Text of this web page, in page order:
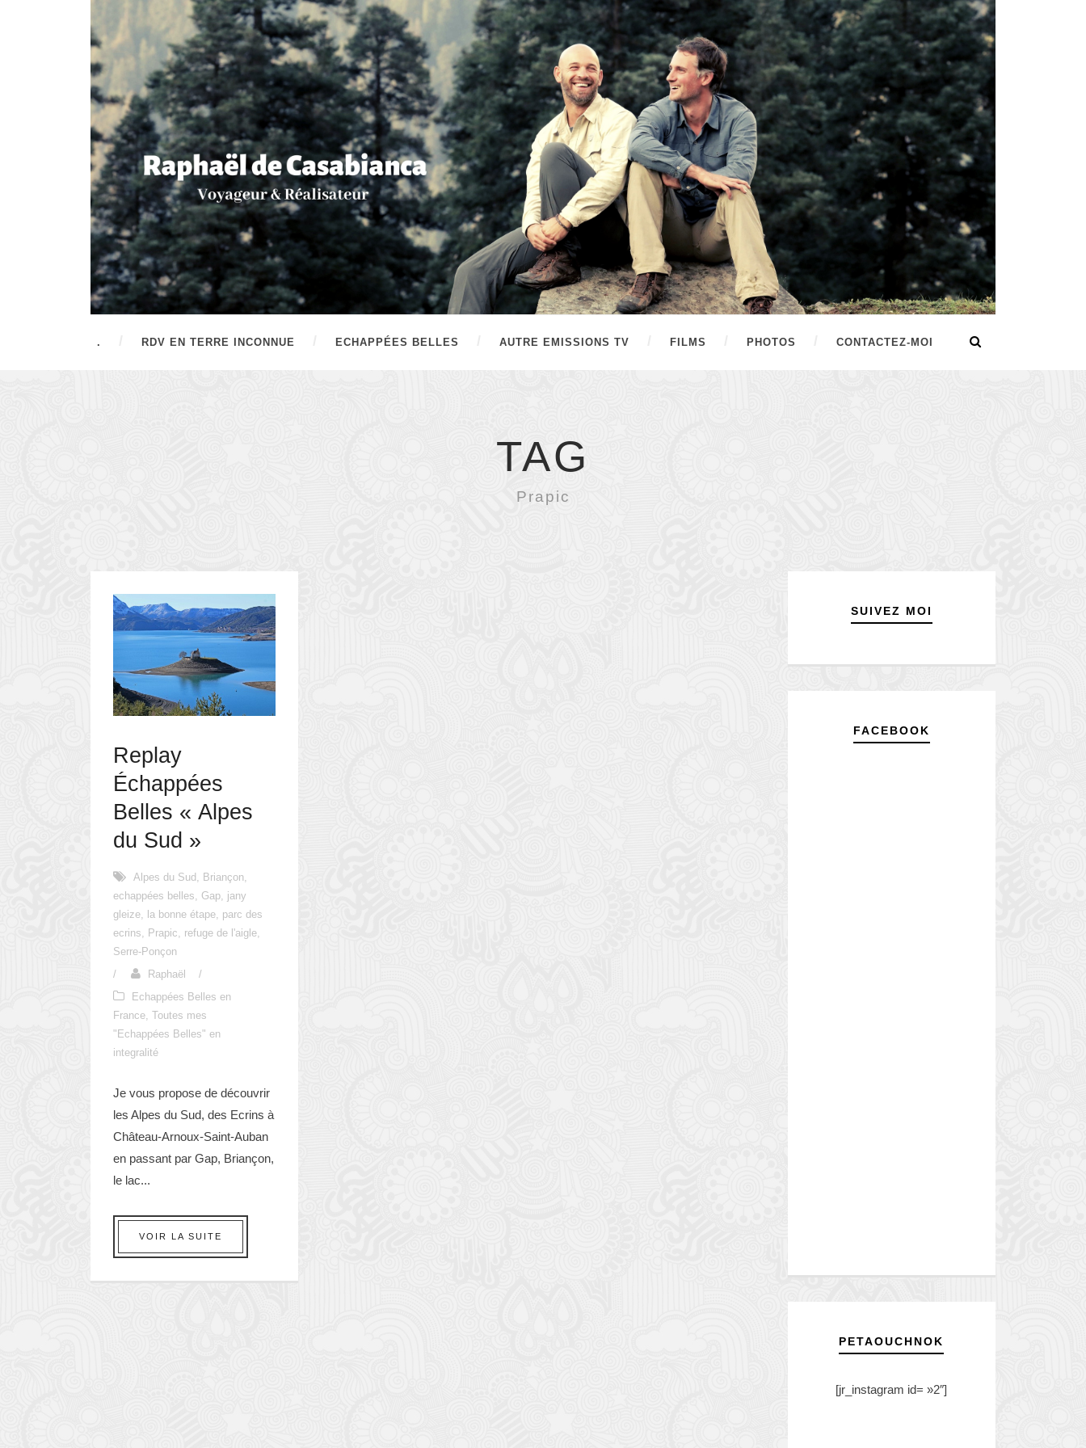
. RDV EN TERRE INCONNUE ECHAPPÉES BELLES AUTRE EMISSIONS TV FILMS PHOTOS CONTACTEZ-MOI
TAG
Prapic
Replay
Échappées
Belles « Alpes
du Sud »
Alpes du Sud Briançon
echappées belles
Gap jany
gleize
la bonne étape parc des
ecrins
Prapic refuge de l'aigle
Serre-Ponçon
/
Raphaël
/
Echappées Belles en
France Toutes mes
"Echappées Belles" en
integralité
Je vous propose de découvrir
les Alpes du Sud, des Ecrins à
Château-Arnoux-Saint-Auban
en passant par Gap, Briançon,
le lac...
VOIR LA SUITE
SUIVEZ MOI
FACEBOOK
PETAOUCHNOK
[jr_instagram id= »2″]